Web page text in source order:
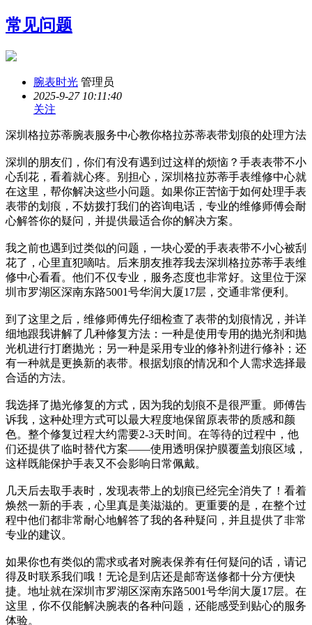
常见问题
腕表时光 管理员
2025-9-27 10:11:40
关注
深圳格拉苏蒂腕表服务中心教你格拉苏蒂表带划痕的处理方法
深圳的朋友们，你们有没有遇到过这样的烦恼？手表表带不小
心刮花，看着就心疼。别担心，深圳格拉苏蒂手表维修中心就
在这里，帮你解决这些小问题。如果你正苦恼于如何处理手表
表带的划痕，不妨拨打我们的咨询电话，专业的维修师傅会耐
心解答你的疑问，并提供最适合你的解决方案。
我之前也遇到过类似的问题，一块心爱的手表表带不小心被刮
花了，心里直犯嘀咕。后来朋友推荐我去深圳格拉苏蒂手表维
修中心看看。他们不仅专业，服务态度也非常好。这里位于深
圳市罗湖区深南东路5001号华润大厦17层，交通非常便利。
到了这里之后，维修师傅先仔细检查了表带的划痕情况，并详
细地跟我讲解了几种修复方法：一种是使用专用的抛光剂和抛
光机进行打磨抛光；另一种是采用专业的修补剂进行修补；还
有一种就是更换新的表带。根据划痕的情况和个人需求选择最
合适的方法。
我选择了抛光修复的方式，因为我的划痕不是很严重。师傅告
诉我，这种处理方式可以最大程度地保留原表带的质感和颜
色。整个修复过程大约需要2-3天时间。在等待的过程中，他
们还提供了临时替代方案——使用透明保护膜覆盖划痕区域，
这样既能保护手表又不会影响日常佩戴。
几天后去取手表时，发现表带上的划痕已经完全消失了！看着
焕然一新的手表，心里真是美滋滋的。更重要的是，在整个过
程中他们都非常耐心地解答了我的各种疑问，并且提供了非常
专业的建议。
如果你也有类似的需求或者对腕表保养有任何疑问的话，请记
得及时联系我们哦！无论是到店还是邮寄送修都十分方便快
捷。地址就在深圳市罗湖区深南东路5001号华润大厦17层。在
这里，你不仅能解决腕表的各种问题，还能感受到贴心的服务
体验。